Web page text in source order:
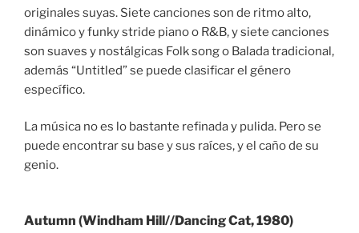
originales suyas. Siete canciones son de ritmo alto,
dinámico y funky stride piano o R&B, y siete canciones
son suaves y nostálgicas Folk song o Balada tradicional,
además “Untitled” se puede clasificar el género
específico.
La música no es lo bastante refinada y pulida. Pero se
puede encontrar su base y sus raíces, y el caño de su
genio.
Autumn (Windham Hill//Dancing Cat, 1980)